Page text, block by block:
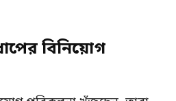
বিনিয়োগ